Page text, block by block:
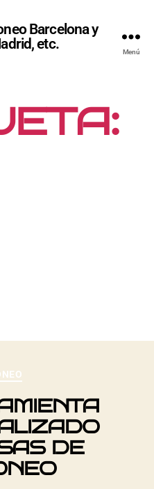
Barcelona y
etc.
Menú
DE